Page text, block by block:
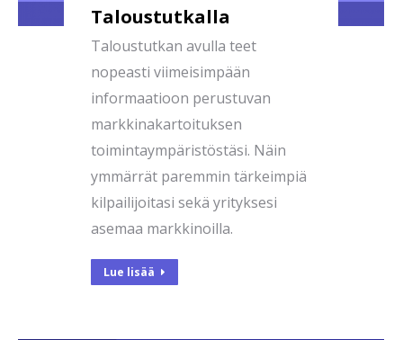
Taloustutkalla
Taloustutkan avulla teet
nopeasti viimeisimpään
informaatioon perustuvan
markkinakartoituksen
toimintaympäristöstäsi. Näin
ymmärrät paremmin tärkeimpiä
kilpailijoitasi sekä yrityksesi
asemaa markkinoilla.
Lue lisää